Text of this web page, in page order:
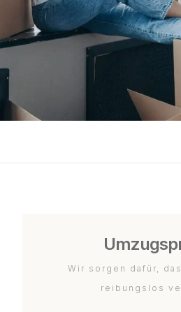
Wir sorgen dafür,
reibungslos